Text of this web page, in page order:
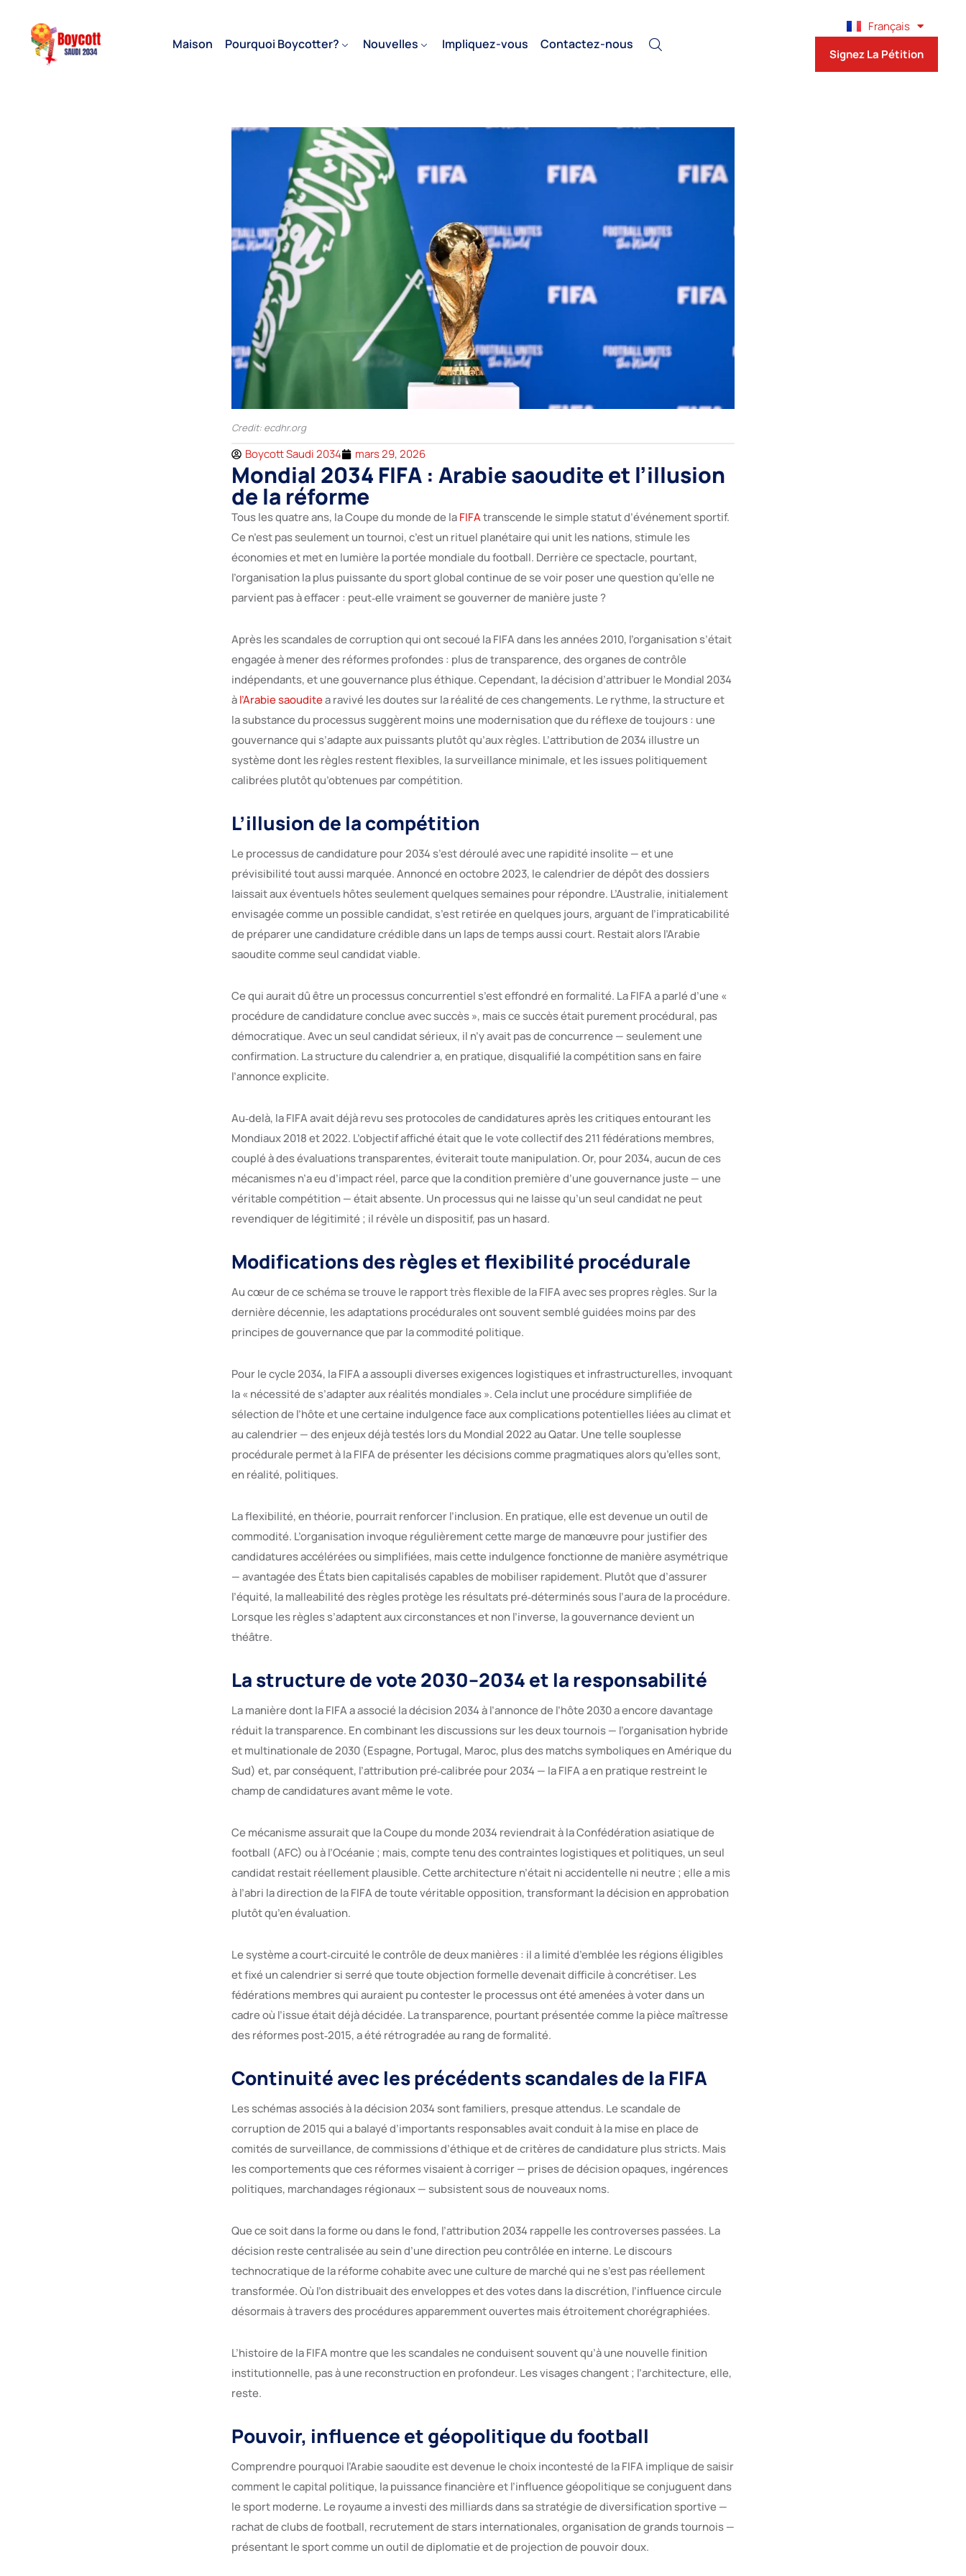
Maison Pourquoi Boycotter? Nouvelles Impliquez-vous Contactez-nous
Français
Español
Signez La Pétition
Credit: ecdhr.org
Boycott Saudi 2034 mars 29, 2026
Mondial 2034 FIFA : Arabie saoudite et l’illusion
de la réforme
Tous les quatre ans, la Coupe du monde de laFIFAtranscende le simple statut d’événement sportif.
Ce n’est pas seulement un tournoi, c’est un rituel planétaire qui unit les nations, stimule les
économies et met en lumière la portée mondiale du football. Derrière ce spectacle, pourtant,
l’organisation la plus puissante du sport global continue de se voir poser une question qu’elle ne
parvient pas à effacer : peut‑elle vraiment se gouverner de manière juste ?
Après les scandales de corruption qui ont secoué la FIFA dans les années 2010, l’organisation s’était
engagée à mener des réformes profondes : plus de transparence, des organes de contrôle
indépendants, et une gouvernance plus éthique. Cependant, la décision d’attribuer le Mondial 2034
àl’Arabie saouditea ravivé les doutes sur la réalité de ces changements. Le rythme, la structure et
la substance du processus suggèrent moins une modernisation que du réflexe de toujours : une
gouvernance qui s’adapte aux puissants plutôt qu’aux règles. L’attribution de 2034 illustre un
système dont les règles restent flexibles, la surveillance minimale, et les issues politiquement
calibrées plutôt qu’obtenues par compétition.
L’illusion de la compétition
Le processus de candidature pour 2034 s’est déroulé avec une rapidité insolite — et une
prévisibilité tout aussi marquée. Annoncé en octobre 2023, le calendrier de dépôt des dossiers
laissait aux éventuels hôtes seulement quelques semaines pour répondre. L’Australie, initialement
envisagée comme un possible candidat, s’est retirée en quelques jours, arguant de l’impraticabilité
de préparer une candidature crédible dans un laps de temps aussi court. Restait alors l’Arabie
saoudite comme seul candidat viable.
Ce qui aurait dû être un processus concurrentiel s’est effondré en formalité. La FIFA a parlé d’une «
procédure de candidature conclue avec succès », mais ce succès était purement procédural, pas
démocratique. Avec un seul candidat sérieux, il n’y avait pas de concurrence — seulement une
confirmation. La structure du calendrier a, en pratique, disqualifié la compétition sans en faire
l’annonce explicite.
Au‑delà, la FIFA avait déjà revu ses protocoles de candidatures après les critiques entourant les
Mondiaux 2018 et 2022. L’objectif affiché était que le vote collectif des 211 fédérations membres,
couplé à des évaluations transparentes, éviterait toute manipulation. Or, pour 2034, aucun de ces
mécanismes n’a eu d’impact réel, parce que la condition première d’une gouvernance juste — une
véritable compétition — était absente. Un processus qui ne laisse qu’un seul candidat ne peut
revendiquer de légitimité ; il révèle un dispositif, pas un hasard.
Modifications des règles et flexibilité procédurale
Au cœur de ce schéma se trouve le rapport très flexible de la FIFA avec ses propres règles. Sur la
dernière décennie, les adaptations procédurales ont souvent semblé guidées moins par des
principes de gouvernance que par la commodité politique.
Pour le cycle 2034, la FIFA a assoupli diverses exigences logistiques et infrastructurelles, invoquant
la « nécessité de s’adapter aux réalités mondiales ». Cela inclut une procédure simplifiée de
sélection de l’hôte et une certaine indulgence face aux complications potentielles liées au climat et
au calendrier — des enjeux déjà testés lors du Mondial 2022 au Qatar. Une telle souplesse
procédurale permet à la FIFA de présenter les décisions comme pragmatiques alors qu’elles sont,
en réalité, politiques.
La flexibilité, en théorie, pourrait renforcer l’inclusion. En pratique, elle est devenue un outil de
commodité. L’organisation invoque régulièrement cette marge de manœuvre pour justifier des
candidatures accélérées ou simplifiées, mais cette indulgence fonctionne de manière asymétrique
— avantagée des États bien capitalisés capables de mobiliser rapidement. Plutôt que d’assurer
l’équité, la malleabilité des règles protège les résultats pré‑déterminés sous l’aura de la procédure.
Lorsque les règles s’adaptent aux circonstances et non l’inverse, la gouvernance devient un
théâtre.
La structure de vote 2030–2034 et la responsabilité
La manière dont la FIFA a associé la décision 2034 à l’annonce de l’hôte 2030 a encore davantage
réduit la transparence. En combinant les discussions sur les deux tournois — l’organisation hybride
et multinationale de 2030 (Espagne, Portugal, Maroc, plus des matchs symboliques en Amérique du
Sud) et, par conséquent, l’attribution pré‑calibrée pour 2034 — la FIFA a en pratique restreint le
champ de candidatures avant même le vote.
Ce mécanisme assurait que la Coupe du monde 2034 reviendrait à la Confédération asiatique de
football (AFC) ou à l’Océanie ; mais, compte tenu des contraintes logistiques et politiques, un seul
candidat restait réellement plausible. Cette architecture n’était ni accidentelle ni neutre ; elle a mis
à l’abri la direction de la FIFA de toute véritable opposition, transformant la décision en approbation
plutôt qu’en évaluation.
Le système a court‑circuité le contrôle de deux manières : il a limité d’emblée les régions éligibles
et fixé un calendrier si serré que toute objection formelle devenait difficile à concrétiser. Les
fédérations membres qui auraient pu contester le processus ont été amenées à voter dans un
cadre où l’issue était déjà décidée. La transparence, pourtant présentée comme la pièce maîtresse
des réformes post‑2015, a été rétrogradée au rang de formalité.
Continuité avec les précédents scandales de la FIFA
Les schémas associés à la décision 2034 sont familiers, presque attendus. Le scandale de
corruption de 2015 qui a balayé d’importants responsables avait conduit à la mise en place de
comités de surveillance, de commissions d’éthique et de critères de candidature plus stricts. Mais
les comportements que ces réformes visaient à corriger — prises de décision opaques, ingérences
politiques, marchandages régionaux — subsistent sous de nouveaux noms.
Que ce soit dans la forme ou dans le fond, l’attribution 2034 rappelle les controverses passées. La
décision reste centralisée au sein d’une direction peu contrôlée en interne. Le discours
technocratique de la réforme cohabite avec une culture de marché qui ne s’est pas réellement
transformée. Où l’on distribuait des enveloppes et des votes dans la discrétion, l’influence circule
désormais à travers des procédures apparemment ouvertes mais étroitement chorégraphiées.
L’histoire de la FIFA montre que les scandales ne conduisent souvent qu’à une nouvelle finition
institutionnelle, pas à une reconstruction en profondeur. Les visages changent ; l’architecture, elle,
reste.
Pouvoir, influence et géopolitique du football
Comprendre pourquoi l’Arabie saoudite est devenue le choix incontesté de la FIFA implique de saisir
comment le capital politique, la puissance financière et l’influence géopolitique se conjuguent dans
le sport moderne. Le royaume a investi des milliards dans sa stratégie de diversification sportive —
rachat de clubs de football, recrutement de stars internationales, organisation de grands tournois —
présentant le sport comme un outil de diplomatie et de projection de pouvoir doux.